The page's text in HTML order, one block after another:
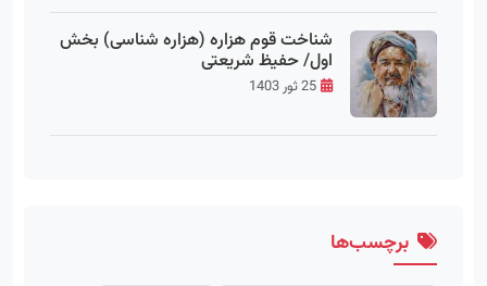
شناخت قوم هزاره (هزاره شناسی) بخش
اول/ حفیظ شریعتی
25 ثور 1403
برچسب‌ها